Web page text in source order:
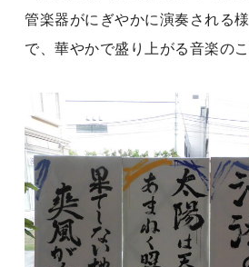
管楽器がにぎやかに演奏される
で、華やかで盛り上がる音楽の